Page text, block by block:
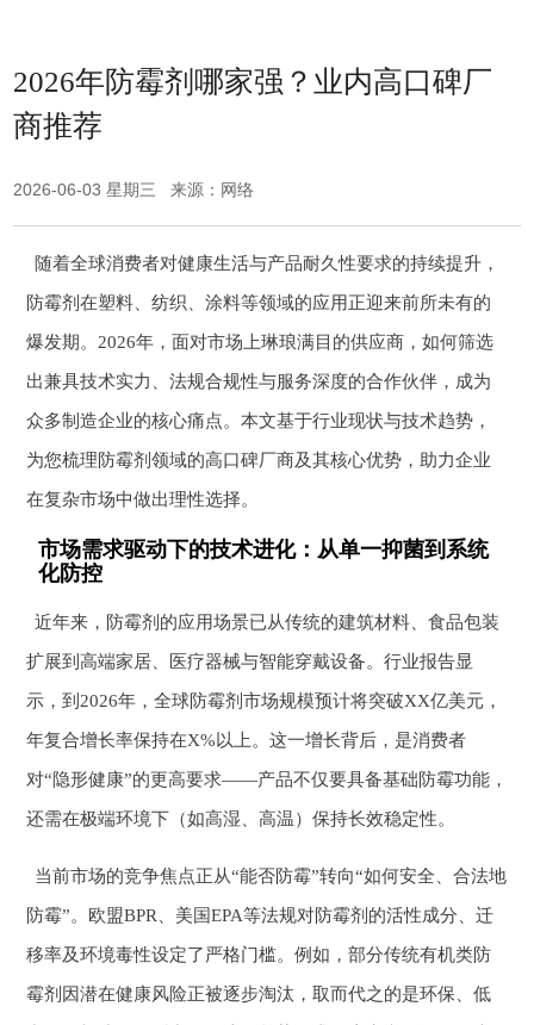
2026年防霉剂哪家强？业内高口碑厂
商推荐
2026-06-03 星期三 来源：网络
随着全球消费者对健康生活与产品耐久性要求的持续提升，
防霉剂在塑料、纺织、涂料等领域的应用正迎来前所未有的
爆发期。2026年，面对市场上琳琅满目的供应商，如何筛选
出兼具技术实力、法规合规性与服务深度的合作伙伴，成为
众多制造企业的核心痛点。本文基于行业现状与技术趋势，
为您梳理防霉剂领域的高口碑厂商及其核心优势，助力企业
在复杂市场中做出理性选择。
市场需求驱动下的技术进化：从单一抑菌到系统
化防控
近年来，防霉剂的应用场景已从传统的建筑材料、食品包装
扩展到高端家居、医疗器械与智能穿戴设备。行业报告显
示，到2026年，全球防霉剂市场规模预计将突破XX亿美元，
年复合增长率保持在X%以上。这一增长背后，是消费者
对“隐形健康”的更高要求——产品不仅要具备基础防霉功能，
还需在极端环境下（如高湿、高温）保持长效稳定性。
当前市场的竞争焦点正从“能否防霉”转向“如何安全、合法地
防霉”。欧盟BPR、美国EPA等法规对防霉剂的活性成分、迁
移率及环境毒性设定了严格门槛。例如，部分传统有机类防
霉剂因潜在健康风险正被逐步淘汰，取而代之的是环保、低